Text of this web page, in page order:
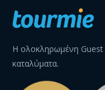
Η ολοκληρωμένη Guest
καταλύματα.